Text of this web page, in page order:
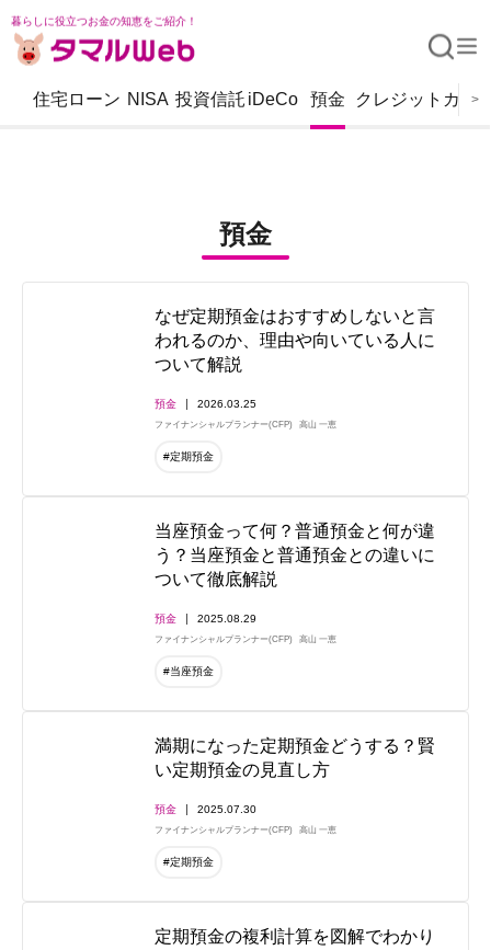
暮らしに役立つお金の知恵をご紹介！
住宅ローン NISA 投資信託 iDeCo 預金 クレジットカー
>
預金
なぜ定期預金はおすすめしないと言
われるのか、理由や向いている人に
ついて解説
預金 2026.03.25
ファイナンシャルプランナー(CFP) 高山 一恵
#定期預金
当座預金って何？普通預金と何が違
う？当座預金と普通預金との違いに
ついて徹底解説
預金 2025.08.29
ファイナンシャルプランナー(CFP) 高山 一恵
#当座預金
満期になった定期預金どうする？賢
い定期預金の見直し方
預金 2025.07.30
ファイナンシャルプランナー(CFP) 高山 一恵
#定期預金
定期預金の複利計算を図解でわかり